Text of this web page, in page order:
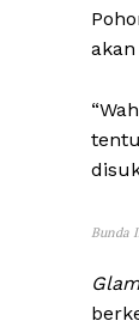
Bunda